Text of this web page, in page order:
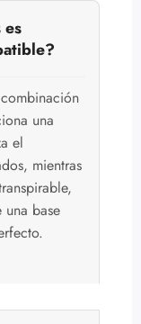
una
el
mientras
base